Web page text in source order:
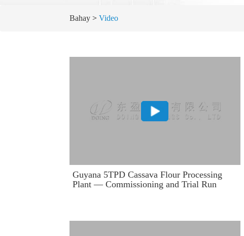
Bahay > Video
Guyana 5TPD Cassava Flour Processing
Plant — Commissioning and Trial Run